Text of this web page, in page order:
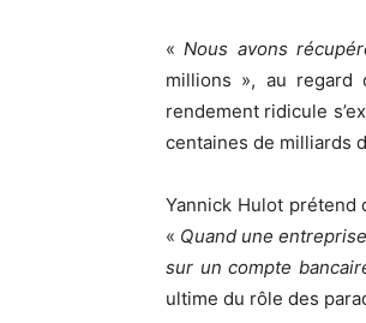
«Nous avons
millions », au regard
rendement ridicule
centaines de milliards
Yannick Hulot prétend
« Quand une
sur un compte
ultime du rôle des